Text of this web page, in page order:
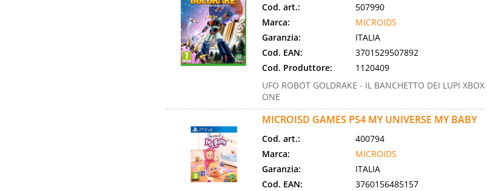
Cod. art.:
507990
Marca:
MICROIDS
Garanzia:
ITALIA
Cod. EAN:
3701529507892
Cod. Produttore:
1120409
UFO ROBOT GOLDRAKE - IL BANCHETTO DEI LUPI XBOX
ONE
MICROISD GAMES PS4 MY UNIVERSE MY BABY
Cod. art.:
400794
Marca:
MICROIDS
Garanzia:
ITALIA
Cod. EAN:
3760156485157